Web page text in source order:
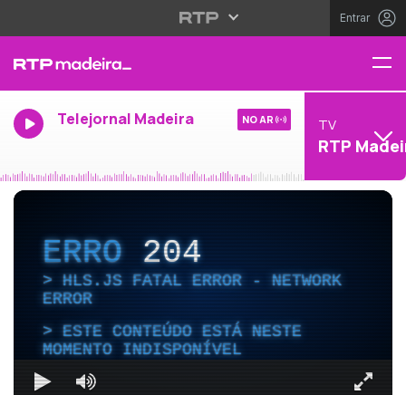
Entrar
Telejornal Madeira NO AR TV
RTP
ERRO204
HLS.JS FATAL ERROR - NETWORK
ERROR
ESTE CONTEÚDO ESTÁ NESTE
MOMENTO INDISPONÍVEL